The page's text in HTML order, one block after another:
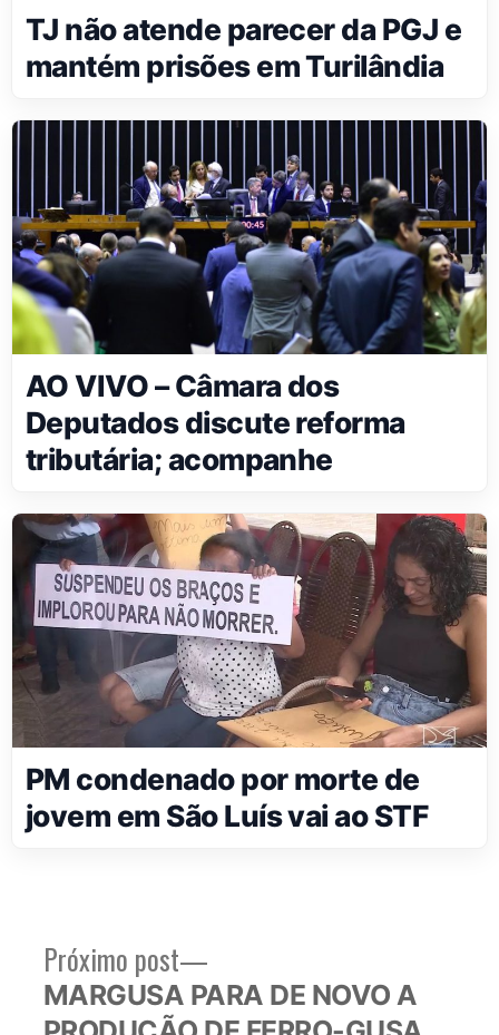
TJ não atende parecer da PGJ e
mantém prisões em Turilândia
AO VIVO – Câmara dos
Deputados discute reforma
tributária; acompanhe
PM condenado por morte de
jovem em São Luís vai ao STF
Navegação
de
Próximo post
Próximo
post:
MARGUSA PARA DE NOVO A